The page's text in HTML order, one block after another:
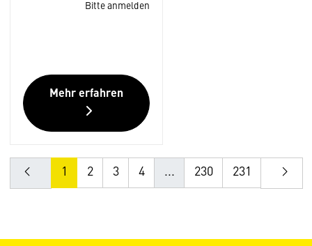
Bitte anmelden
Mehr erfahren
1 2 3 4 ... 230 231